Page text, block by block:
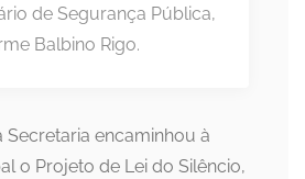
de Segurança Pública,
Balbino Rigo.
Secretaria encaminhou à
o Projeto de Lei do Silêncio,